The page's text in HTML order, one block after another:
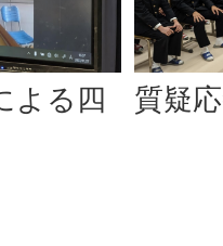
よる四
質疑